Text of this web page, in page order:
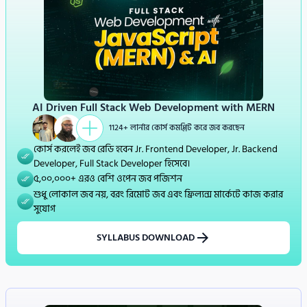
AI Driven Full Stack Web Development with MERN
1124+ লার্নার কোর্স কমপ্লিট করে জব করছেন
কোর্স করলেই জব রেডি হবেন Jr. Frontend Developer, Jr. Backend
Developer, Full Stack Developer হিসেবে।
৫,০০,০০০+ এরও বেশি ওপেন জব পজিশন
শুধু লোকাল জব নয়, বরং রিমোট জব এবং ফ্রিল্যন্স মার্কেটে কাজ করার
সুযোগ
SYLLABUS DOWNLOAD